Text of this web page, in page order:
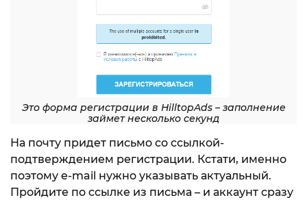
Это форма регистрации в HilltopAds – заполнение
займет несколько секунд
На почту придет письмо со ссылкой-
подтверждением регистрации. Кстати, именно
поэтому e-mail нужно указывать актуальный.
Пройдите по ссылке из письма – и аккаунт сразу